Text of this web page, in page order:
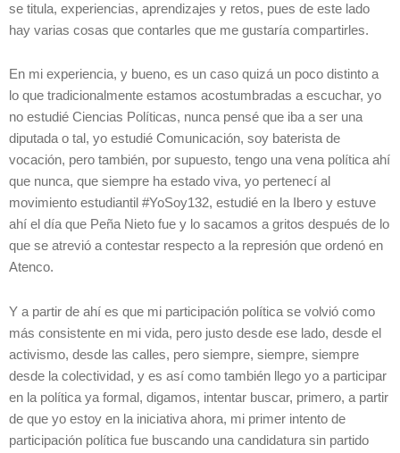
se titula, experiencias, aprendizajes y retos, pues de este lado
hay varias cosas que contarles que me gustaría compartirles.
En mi experiencia, y bueno, es un caso quizá un poco distinto a
lo que tradicionalmente estamos acostumbradas a escuchar, yo
no estudié Ciencias Políticas, nunca pensé que iba a ser una
diputada o tal, yo estudié Comunicación, soy baterista de
vocación, pero también, por supuesto, tengo una vena política ahí
que nunca, que siempre ha estado viva, yo pertenecí al
movimiento estudiantil #YoSoy132, estudié en la Ibero y estuve
ahí el día que Peña Nieto fue y lo sacamos a gritos después de lo
que se atrevió a contestar respecto a la represión que ordenó en
Atenco.
Y a partir de ahí es que mi participación política se volvió como
más consistente en mi vida, pero justo desde ese lado, desde el
activismo, desde las calles, pero siempre, siempre, siempre
desde la colectividad, y es así como también llego yo a participar
en la política ya formal, digamos, intentar buscar, primero, a partir
de que yo estoy en la iniciativa ahora, mi primer intento de
participación política fue buscando una candidatura sin partido